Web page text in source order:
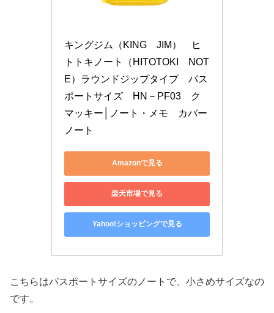
キングジム（KING　JIM）　ヒ
トトキノート（HITOTOKI　NOT
E）ラウンドジップタイプ　パス
ポートサイズ　HN－PF03　ク
マッキー│ノート・メモ　カバー
ノート
Amazonで見る
楽天市場で見る
Yahoo!ショッピングで見る
こちらはパスポートサイズのノートで、小さめサイズなの
です。